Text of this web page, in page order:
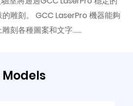
雕刻。 GCC LaserPro 機器能夠
刻各種圖案和文字......